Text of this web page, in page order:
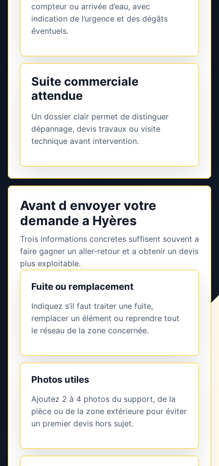
compteur ou arrivée d’eau, avec
indication de l’urgence et des dégâts
éventuels.
Suite commerciale
attendue
Un dossier clair permet de distinguer
dépannage, devis travaux ou visite
technique avant intervention.
Avant d envoyer votre
demande a Hyères
Trois informations concretes suffisent souvent a
faire gagner un aller-retour et a obtenir un devis
plus exploitable.
Fuite ou remplacement
Indiquez s’il faut traiter une fuite,
remplacer un élément ou reprendre tout
le réseau de la zone concernée.
Photos utiles
Ajoutez 2 à 4 photos du support, de la
pièce ou de la zone extérieure pour éviter
un premier devis hors sujet.